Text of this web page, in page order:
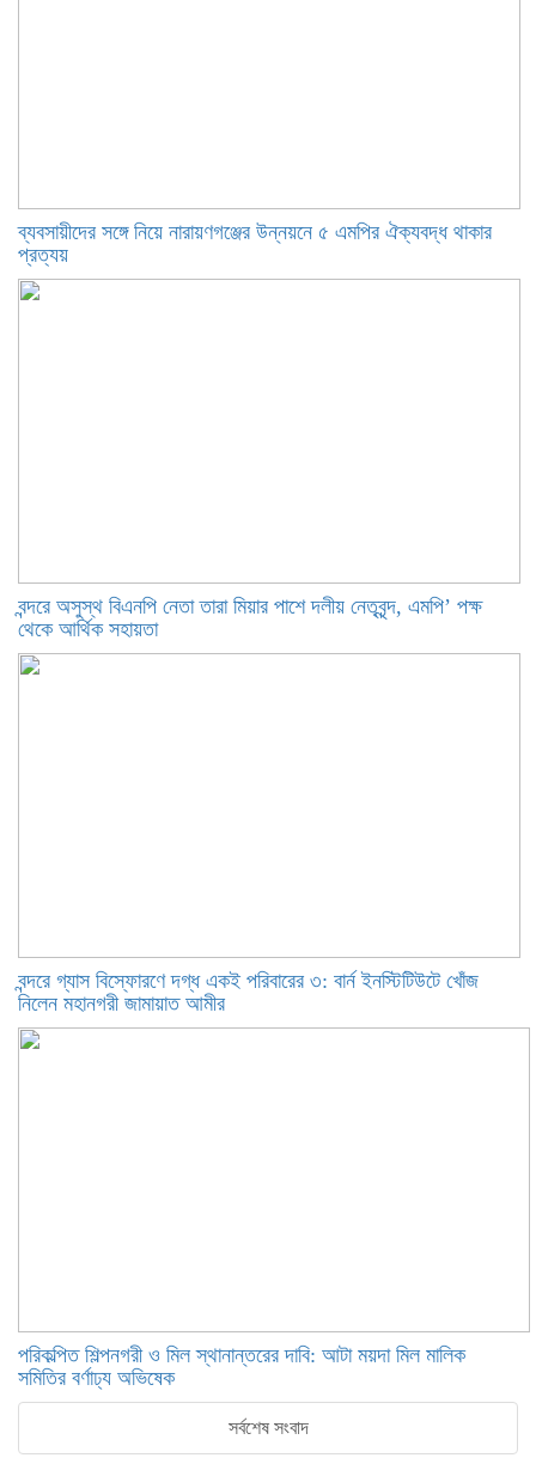
ব্যবসায়ীদের সঙ্গে নিয়ে নারায়ণগঞ্জের উন্নয়নে ৫ এমপির ঐক্যবদ্ধ থাকার
প্রত্যয়
বন্দরে অসুস্থ বিএনপি নেতা তারা মিয়ার পাশে দলীয় নেতৃবৃন্দ, এমপি’ পক্ষ
থেকে আর্থিক সহায়তা
বন্দরে গ্যাস বিস্ফোরণে দগ্ধ একই পরিবারের ৩: বার্ন ইনস্টিটিউটে খোঁজ
নিলেন মহানগরী জামায়াত আমীর
পরিকল্পিত শিল্পনগরী ও মিল স্থানান্তরের দাবি: আটা ময়দা মিল মালিক
সমিতির বর্ণাঢ্য অভিষেক
সর্বশেষ সংবাদ